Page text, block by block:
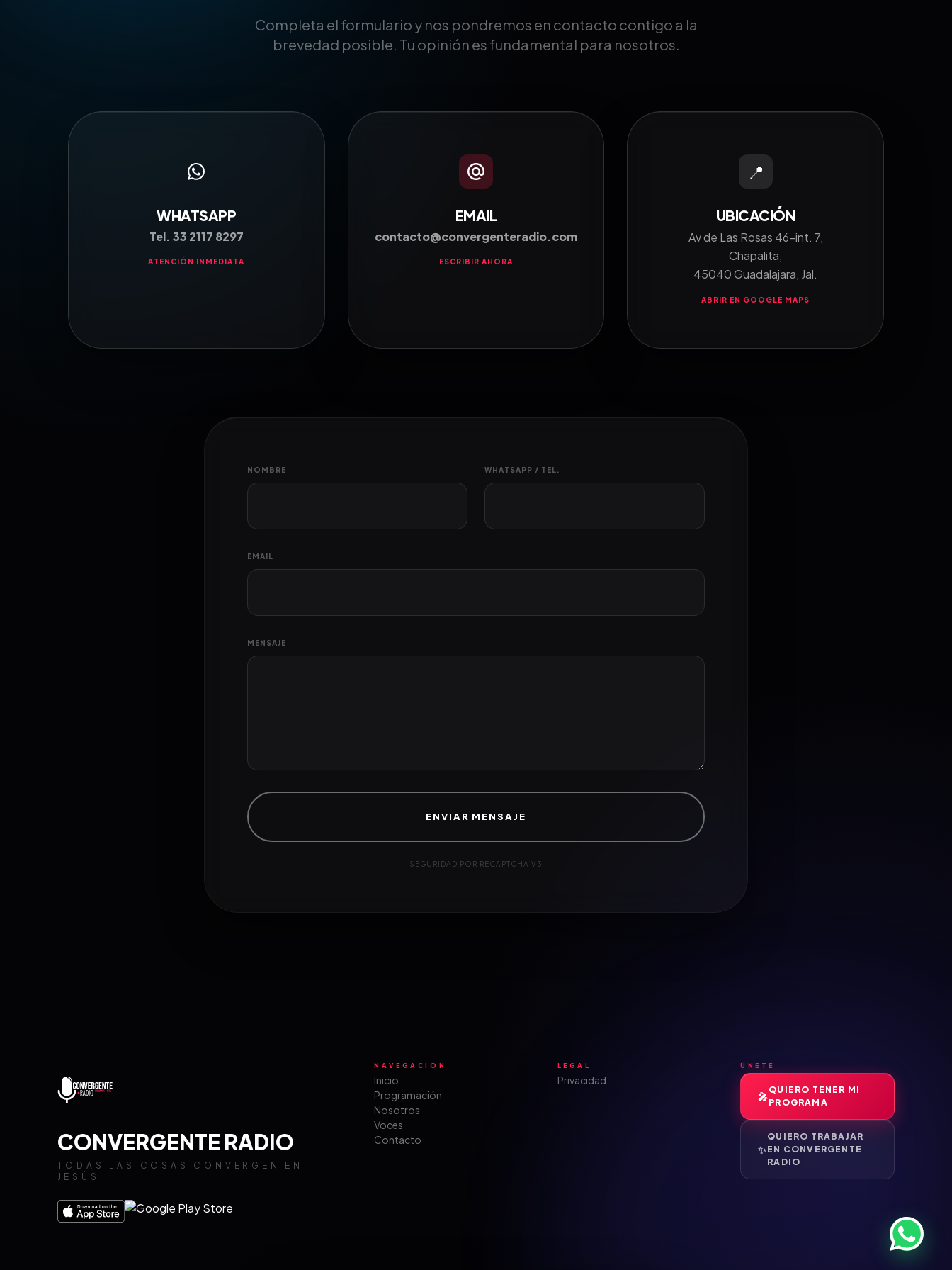
Completa el formulario y nos pondremos en contacto contigo a la
brevedad posible. Tu opinión es fundamental para nosotros.
WHATSAPP
Tel. 33 2117 8297
ATENCIÓN INMEDIATA
EMAIL
contacto@convergenteradio.com
ESCRIBIR AHORA
📍
UBICACIÓN
Av de Las Rosas 46-int. 7,
Chapalita,
45040 Guadalajara, Jal.
ABRIR EN GOOGLE MAPS
NOMBRE WHATSAPP / TEL.
EMAIL
MENSAJE
ENVIAR MENSAJE
SEGURIDAD POR RECAPTCHA V3
CONVERGENTE RADIO
TODAS LAS COSAS CONVERGEN EN
JESÚS
NAVEGACIÓN
Inicio
Programación
Nosotros
Voces
Contacto
LEGAL
Privacidad
ÚNETE
QUIERO TENER MI
PROGRAMA
QUIERO TRABAJAR
EN CONVERGENTE
RADIO